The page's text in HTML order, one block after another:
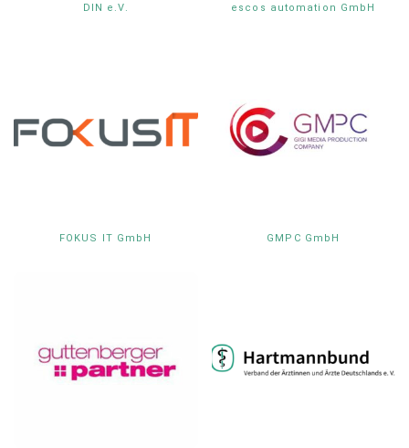
DIN e.V. escos automation GmbH
FOKUS IT GmbH GMPC GmbH